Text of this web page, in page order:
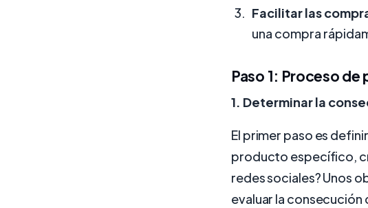
Facilitar las
una compra
Paso 1: Proceso
1. Determinar la
El primer paso es
producto específico,
redes sociales? Unos
evaluar la